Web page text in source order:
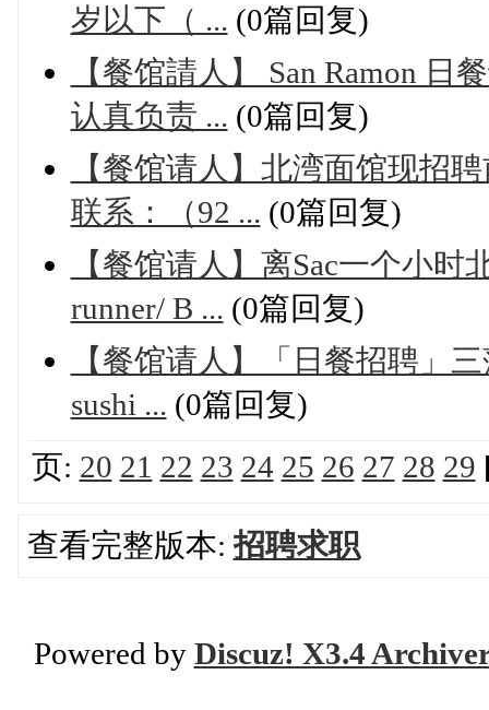
岁以下（ ... (0篇回复)
【餐馆請人】 San Ramon
认真负责 ... (0篇回复)
【餐馆请人】北湾面馆现招
联系：（92 ... (0篇回复)
【餐馆请人】离Sac一个小时
runner/ B ... (0篇回复)
【餐馆请人】「日餐招聘」
sushi ... (0篇回复)
页: 20 21 22 23 24 25 26 27 28 29
查看完整版本:招聘求职
Powered by Discuz! X3.4